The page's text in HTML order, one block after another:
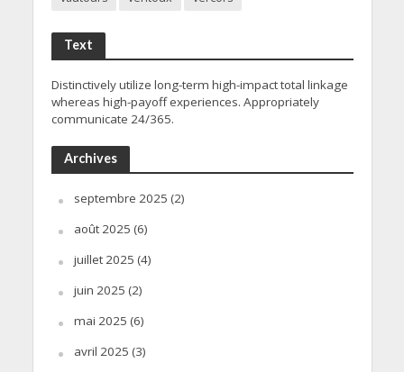
Text
Distinctively utilize long-term high-impact total linkage
whereas high-payoff experiences. Appropriately
communicate 24/365.
Archives
septembre 2025 (2)
août 2025 (6)
juillet 2025 (4)
juin 2025 (2)
mai 2025 (6)
avril 2025 (3)